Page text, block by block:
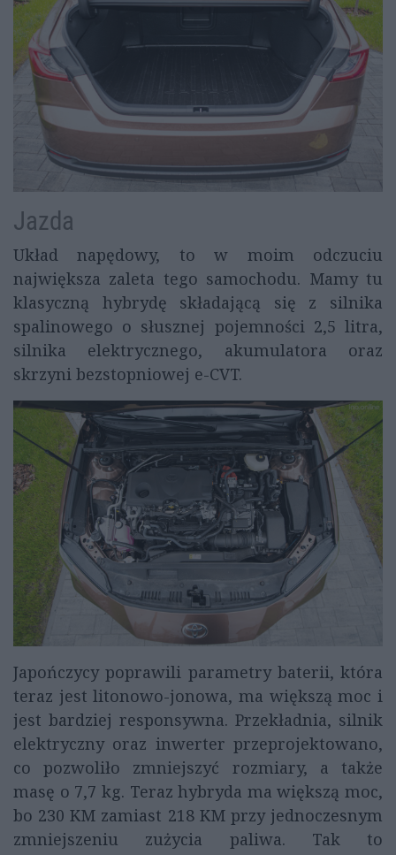
Jazda
Układ napędowy, to w moim odczuciu
największa zaleta tego samochodu. Mamy tu
klasyczną hybrydę składającą się z silnika
spalinowego o słusznej pojemności 2,5 litra,
silnika elektrycznego, akumulatora oraz
skrzyni bezstopniowej e-CVT.
Japończycy poprawili parametry baterii, która
teraz jest litonowo-jonowa, ma większą moc i
jest bardziej responsywna. Przekładnia, silnik
elektryczny oraz inwerter przeprojektowano,
co pozwoliło zmniejszyć rozmiary, a także
masę o 7,7 kg. Teraz hybryda ma większą moc,
bo 230 KM zamiast 218 KM przy jednoczesnym
zmniejszeniu zużycia paliwa. Tak to